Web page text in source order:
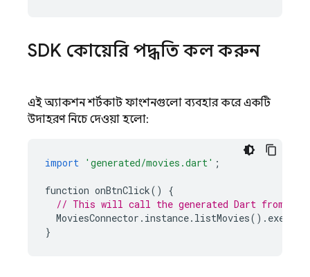
SDK কোয়েরি পদ্ধতি কল করুন
এই অ্যাকশন শর্টকাট ফাংশনগুলো ব্যবহার করে একটি
উদাহরণ নিচে দেওয়া হলো:
import 'generated/movies.dart' ;
function onBtnClick()
{
// This will call the generated Dart from the
MoviesConnector . instance. listMovies(). execute
}